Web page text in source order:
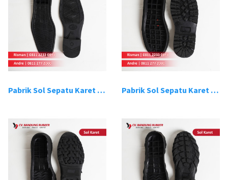
Pabrik Sol Sepatu Karet Bandung 5 Pabrik Sol Sepatu Karet Bandung 6